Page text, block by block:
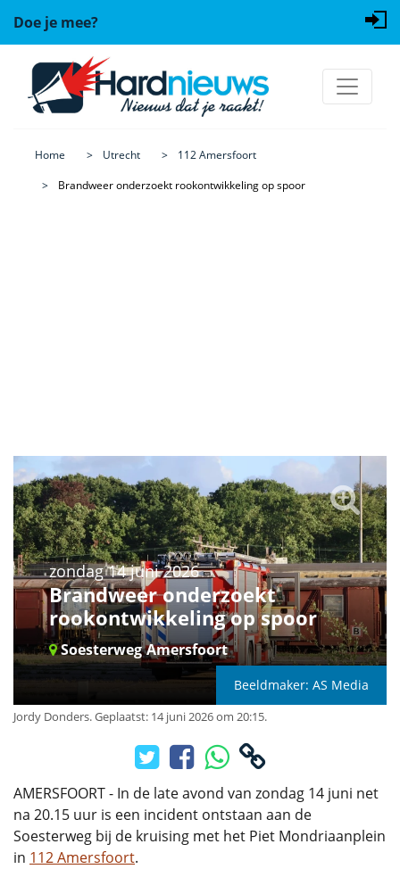
Doe je mee?
Home Utrecht
112 Amersfoort
Brandweer onderzoekt rookontwikkeling op spoor
zondag 14 juni 2026
Brandweer onderzoekt
rookontwikkeling op spoor
Soesterweg Amersfoort
Beeldmaker: AS Media
Jordy Donders.Geplaatst: 14 juni 2026 om 20:15.
AMERSFOORT - In de late avond van zondag 14 juni net
na 20.15 uur is een incident ontstaan aan de
Soesterweg bij de kruising met het Piet Mondriaanplein
in 112 Amersfoort.